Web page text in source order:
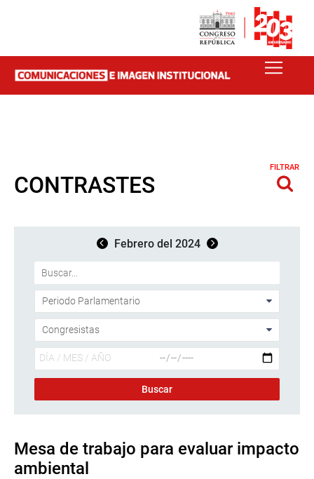
CONTRASTES
FILTRAR
Febrero del 2024
Mesa de trabajo para evaluar impacto
ambiental